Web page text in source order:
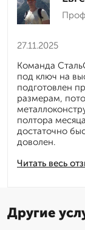
27.11.2025
Читать весь
Команда
под ключ на
подготовлен
размерам,
полтора
достаточно
доволен.
Другие